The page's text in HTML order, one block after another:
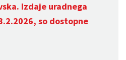
Izdaje uradnega
so dostopne